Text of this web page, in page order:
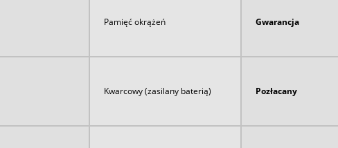
Pamięć okrążeń Gwarancja
Kwarcowy (zasilany baterią) Pozłacany